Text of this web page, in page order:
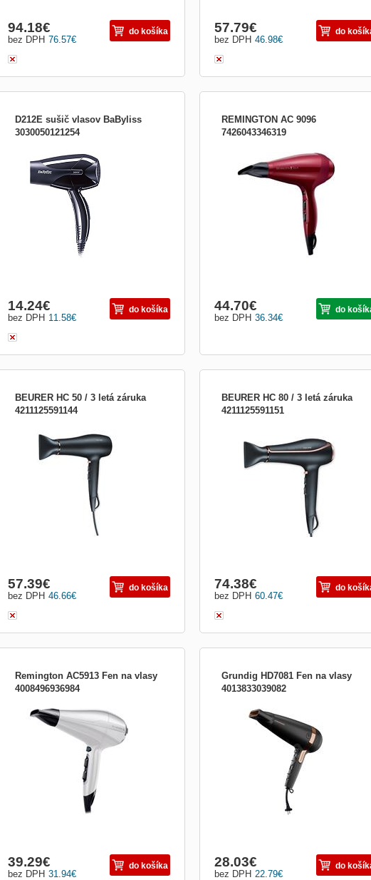
76.57€
bez DPH
94.18€ do košíka
46.98€
bez DPH
57.79€ do
D212E sušič vlasov BaByliss
3030050121254
Sušič vlasov Výkon 2000 W pre rýchle
vysúšanie Styling Rýchlosť VZDUCHU
65km / h 2 rýchlosti Studený vzduch
11.58€
bez DPH
14.24€ do košíka
REMINGTON AC 9096
7426043346319
Silk, příkon 2400 W, 6 teplot / rychlostí,
140km/h rychlý proud vzduchu pro rychlé
sušení, studená vlna k zafixování účesů,
úzký koncentrátor, difuzér.
36.34€
bez DPH
44.70€ do
BEURER HC 50 / 3 letá záruka
4211125591144
Vysoušeč vlasů 2200 W, iontová
technologie ve 3 stupních, ochrana,
studená vlna pro zafixování účesu.
46.66€
bez DPH
57.39€ do košíka
BEURER HC 80 / 3 letá záruka
4211125591151
technologie ve 3 stupních
60.47€
bez DPH
74.38€ do
Remington AC5913 Fen na vlasy
4008496936984
* vysoušeč vlasů* lehký a kompaktní
vysoušeč vlasů s výkonem 2 200 W*
rychlost vzduchu, 130 km/h, pro rychlé
vysoušení* AC motor salonové kvality s
dlouhou životností* generátor iontů – o 90
% více iontů pro lesklé vlasy bez
krepatění* 3 teploty/2 ry
31.94€
bez DPH
39.29€ do košíka
Grundig HD7081 Fen na vlasy
4013833039082
Fén na vlasy s ionizátorem, příkon 2100
W, ionizace a studený vzduch, počet
rychlostí 2, počet teplot 3, koncentrátor a
poutko na zavěšení, délka přívodního
kabelu 1,8 m, barva černá
22.79€
bez DPH
28.03€ do